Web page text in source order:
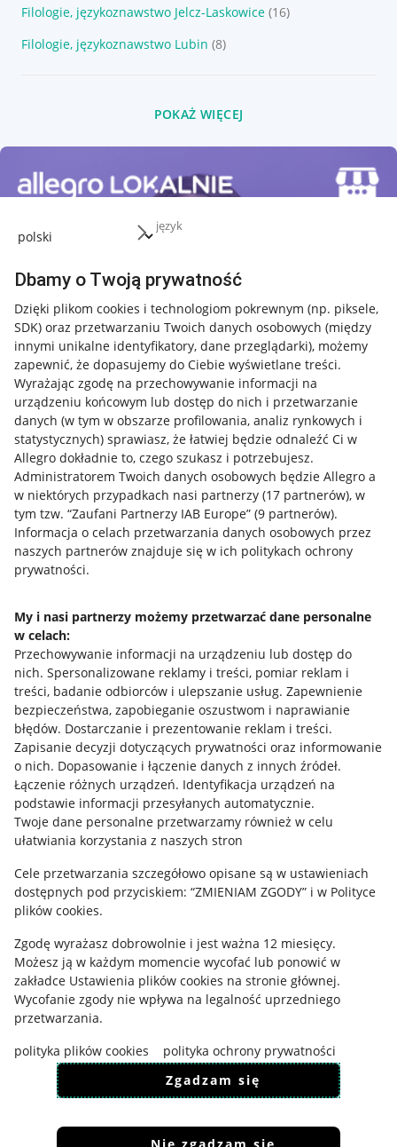
język
Dbamy o Twoją prywatność
Dzięki plikom cookies i technologiom pokrewnym (np. piksele,
SDK) oraz przetwarzaniu Twoich danych osobowych (między
innymi unikalne identyfikatory, dane przeglądarki), możemy
zapewnić, że dopasujemy do Ciebie wyświetlane treści.
Wyrażając zgodę na przechowywanie informacji na
urządzeniu końcowym lub dostęp do nich i przetwarzanie
danych (w tym w obszarze profilowania, analiz rynkowych i
statystycznych) sprawiasz, że łatwiej będzie odnaleźć Ci w
Allegro dokładnie to, czego szukasz i potrzebujesz.
Administratorem Twoich danych osobowych będzie Allegro a
w niektórych przypadkach nasi partnerzy (17 partnerów), w
tym tzw. “Zaufani Partnerzy IAB Europe” (9 partnerów).
Informacja o celach przetwarzania danych osobowych przez
naszych partnerów znajduje się w ich politykach ochrony
prywatności.
My i nasi partnerzy możemy przetwarzać dane personalne
w celach:
Przechowywanie informacji na urządzeniu lub dostęp do
nich. Spersonalizowane reklamy i treści, pomiar reklam i
treści, badanie odbiorców i ulepszanie usług. Zapewnienie
bezpieczeństwa, zapobieganie oszustwom i naprawianie
błędów. Dostarczanie i prezentowanie reklam i treści.
Zapisanie decyzji dotyczących prywatności oraz informowanie
o nich. Dopasowanie i łączenie danych z innych źródeł.
Łączenie różnych urządzeń. Identyfikacja urządzeń na
podstawie informacji przesyłanych automatycznie.
Twoje dane personalne przetwarzamy również w celu
ułatwiania korzystania z naszych stron
Cele przetwarzania szczegółowo opisane są w ustawieniach
dostępnych pod przyciskiem: “ZMIENIAM ZGODY” i w Polityce
plików cookies.
Zgodę wyrażasz dobrowolnie i jest ważna 12 miesięcy.
Możesz ją w każdym momencie wycofać lub ponowić w
zakładce Ustawienia plików cookies na stronie głównej.
Wycofanie zgody nie wpływa na legalność uprzedniego
przetwarzania.
polityka plików cookies
polityka ochrony prywatności
Zgadzam się
Filologie, językoznawstwo Jelcz-Laskowice (16)
Filologie, językoznawstwo Lubin (8)
POKAŻ WIĘCEJ
Przydatne informacje
Jak to działa
Allegro Gadane dla sprzedających
Allegro Gadane dla kupujących
Mapa miejscowości
Informacje prawne
Regulamin
Polityka plików "cookies"
Ustawienia plików "cookies"
Informacje dla Aktu o Usługach Cyfrowych